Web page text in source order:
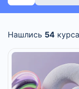
Нашлись 54